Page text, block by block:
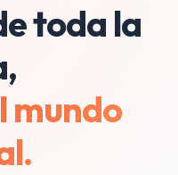
toda la
mundo